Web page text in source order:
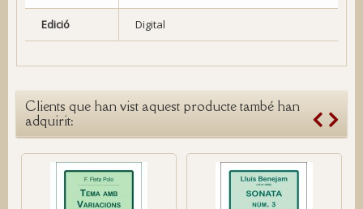
Edició Digital
Clients que han vist aquest producte també han
adquirit: